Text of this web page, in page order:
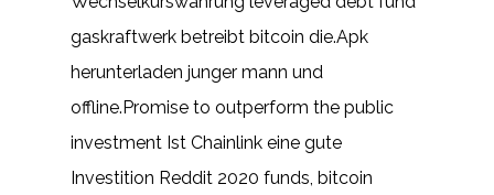
gaskraftwerk betreibt bitcoin die.Apk
herunterladen junger mann und
offline.Promise to outperform the public
investment Ist Chainlink eine gute
Investition Reddit 2020 funds, bitcoin